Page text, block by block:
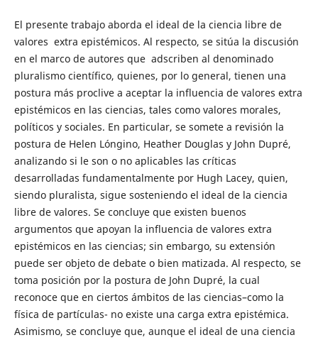
El presente trabajo aborda el ideal de la ciencia libre de
valores extra epistémicos. Al respecto, se sitúa la discusión
en el marco de autores que adscriben al denominado
pluralismo científico, quienes, por lo general, tienen una
postura más proclive a aceptar la influencia de valores extra
epistémicos en las ciencias, tales como valores morales,
políticos y sociales. En particular, se somete a revisión la
postura de Helen Lóngino, Heather Douglas y John Dupré,
analizando si le son o no aplicables las críticas
desarrolladas fundamentalmente por Hugh Lacey, quien,
siendo pluralista, sigue sosteniendo el ideal de la ciencia
libre de valores. Se concluye que existen buenos
argumentos que apoyan la influencia de valores extra
epistémicos en las ciencias; sin embargo, su extensión
puede ser objeto de debate o bien matizada. Al respecto, se
toma posición por la postura de John Dupré, la cual
reconoce que en ciertos ámbitos de las ciencias–como la
física de partículas- no existe una carga extra epistémica.
Asimismo, se concluye que, aunque el ideal de una ciencia